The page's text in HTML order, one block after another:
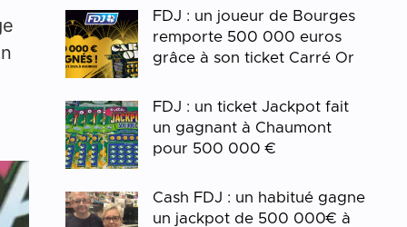
FDJ : un joueur de Bourges
remporte 500 000 euros
grâce à son ticket Carré Or
FDJ : un ticket Jackpot fait
un gagnant à Chaumont
pour 500 000 €
Cash FDJ : un habitué gagne
un jackpot de 500 000€ à